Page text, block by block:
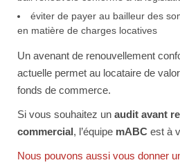
éviter de payer au bailleur des
en matière de charges locatives
Un avenant de renouvellement
actuelle permet au locataire de
fonds de commerce.
Si vous souhaitez un audit avant
commercial, l’équipe mABC est à
Nous pouvons aussi vous donner